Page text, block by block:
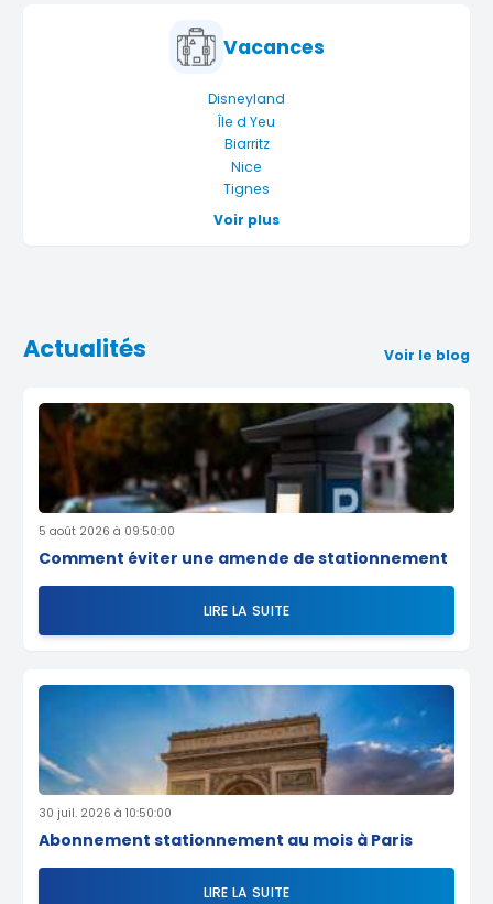
Vacances
Disneyland
Île d Yeu
Biarritz
Nice
Tignes
Voir plus
Actualités Voir le blog
5 août 2026 à 09:50:00
Comment éviter une amende de stationnement
LIRE LA SUITE
30 juil. 2026 à 10:50:00
Abonnement stationnement au mois à Paris
LIRE LA SUITE